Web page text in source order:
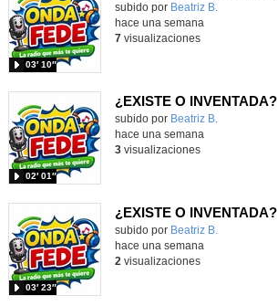
Contenido educativo.
subido por Beatriz B.
03′ 10″
hace una semana
7visualizaciones
¿EXISTE O INVENTADA?
Contenido educativo.
subido por Beatriz B.
02′ 01″
hace una semana
3visualizaciones
¿EXISTE O INVENTADA?
Contenido educativo.
subido por Beatriz B.
03′ 23″
hace una semana
2 visualizaciones